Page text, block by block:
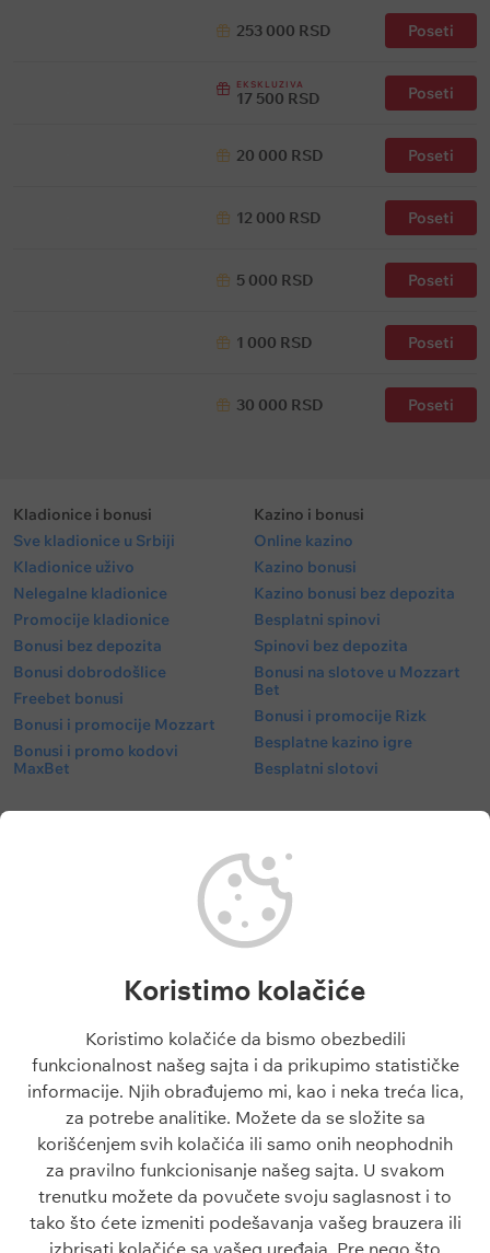
253 000 RSD Poseti
EKSKLUZIVA
17 500 RSD Poseti
20 000 RSD Poseti
12 000 RSD Poseti
5 000 RSD Poseti
1 000 RSD Poseti
30 000 RSD Poseti
Kladionice i bonusi
Sve kladionice u Srbiji
Kladionice uživo
Nelegalne kladionice
Promocije kladionice
Bonusi bez depozita
Bonusi dobrodošlice
Freebet bonusi
Bonusi i promocije Mozzart
Bonusi i promo kodovi
MaxBet
Kazino i bonusi
Online kazino
Kazino bonusi
Kazino bonusi bez depozita
Besplatni spinovi
Spinovi bez depozita
Bonusi na slotove u Mozzart
Bet
Bonusi i promocije Rizk
Besplatne kazino igre
Besplatni slotovi
Liga Šampiona tipovi
Liga Evrope tipovi
Tiket dana
Besplatni tipovi 1x2
Fudbalske utakmice danas
Superliga Srbije
Liga Šampiona
Liga Evrope
Liga Konferencija
Engleska Premijer Liga
La Liga
Članci
Škola klađenja
Kazino škola
Sve o sportu
O sajtu
O nama
Kontakt
Odgovorno igranje
Politika privatnosti
Koristimo kolačiće
Koristimo kolačiće da bismo obezbedili
funkcionalnost našeg sajta i da prikupimo statističke
informacije. Njih obrađujemo mi, kao i neka treća lica,
za potrebe analitike. Možete da se složite sa
korišćenjem svih kolačića ili samo onih neophodnih
za pravilno funkcionisanje našeg sajta. U svakom
trenutku možete da povučete svoju saglasnost i to
tako što ćete izmeniti podešavanja vašeg brauzera ili
izbrisati kolačiće sa vašeg uređaja. Pre nego što